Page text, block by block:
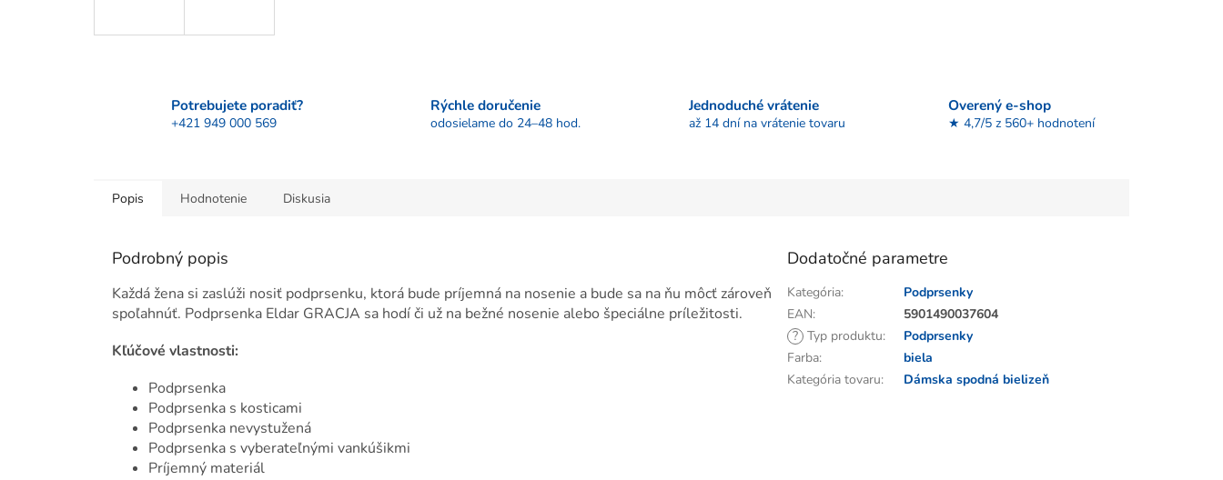
Potrebujete poradiť?
+421 949 000 569
Rýchle doručenie
odosielame do 24–48 hod.
Jednoduché vrátenie
až 14 dní na vrátenie tovaru
Overený e-shop
★ 4,7/5 z 560+ hodnotení
Popis Hodnotenie Diskusia
Podrobný popis
Každá žena si zaslúži nosiť podprsenku, ktorá bude príjemná na nosenie a bude sa na ňu môcť zároveň
spoľahnúť. Podprsenka Eldar GRACJA sa hodí či už na bežné nosenie alebo špeciálne príležitosti.
Kľúčové vlastnosti:
Podprsenka
Podprsenka s kosticami
Podprsenka nevystužená
Podprsenka s vyberateľnými vankúšikmi
Príjemný materiál
Dodatočné parametre
Kategória:
Podprsenky
EAN:
5901490037604
? Typ produktu:
Podprsenky
Farba:
biela
Kategória tovaru: Dámska spodná bielizeň